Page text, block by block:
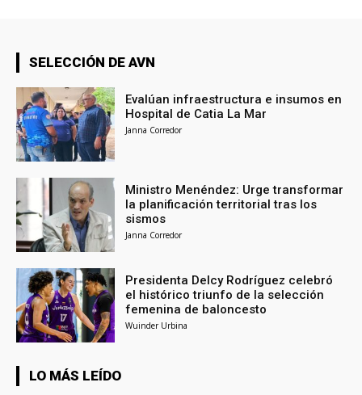
SELECCIÓN DE AVN
Evalúan infraestructura e insumos en
Hospital de Catia La Mar
Janna Corredor
Ministro Menéndez: Urge transformar
la planificación territorial tras los
sismos
Janna Corredor
Presidenta Delcy Rodríguez celebró
el histórico triunfo de la selección
femenina de baloncesto
Wuinder Urbina
LO MÁS LEÍDO